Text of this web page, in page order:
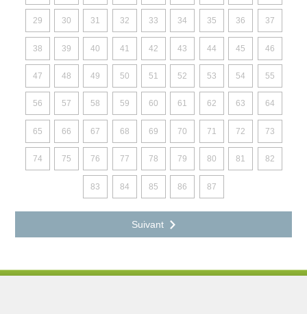
29 30 31 32 33 34 35 36 37
38 39 40 41 42 43 44 45 46
47 48 49 50 51 52 53 54 55
56 57 58 59 60 61 62 63 64
65 66 67 68 69 70 71 72 73
74 75 76 77 78 79 80 81 82
83 84 85 86 87